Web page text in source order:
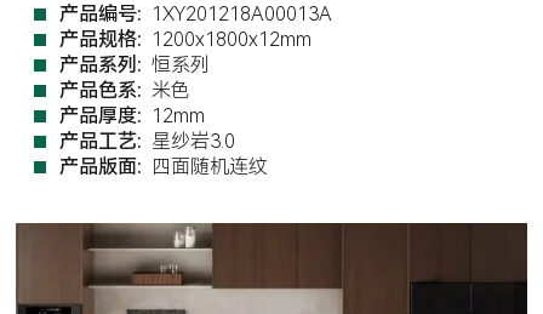
产品编号: 1XY201218A00013A
产品规格: 1200x1800x12mm
产品系列: 恒系列
产品色系: 米色
产品厚度: 12mm
产品工艺: 星纱岩3.0
产品版面: 四面随机连纹